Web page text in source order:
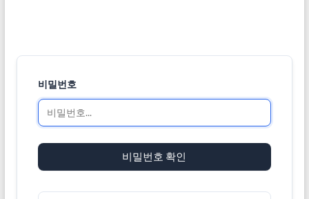
비밀번호
비밀번호 확인